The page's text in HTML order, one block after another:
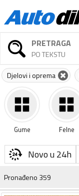
PRETRAGA
PO TEKSTU
Djelovi i oprema
Gume Felne
Novo u 24h
Pronađeno 359